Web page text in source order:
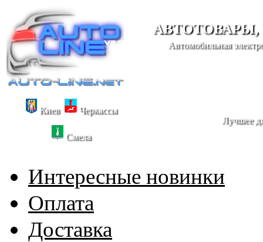
Автомобильная
Киев Черкассы
Смела
Лучшее
Интересные новинки
Оплата
Доставка